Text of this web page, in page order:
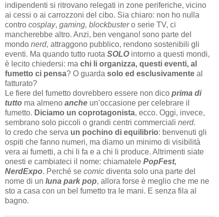
indipendenti si ritrovano relegati in zone periferiche, vicino
ai cessi o ai carrozzoni del cibo. Sia chiaro: non ho nulla
contro cosplay, gaming, blockbustero serie TV, ci
mancherebbe altro. Anzi, ben vengano! sono parte del
mondo nerd, attraggono pubblico, rendono sostenibili gli
eventi. Ma quando tutto ruota SOLOintorno a questi mondi,
è lecito chiedersi: ma chi li organizza, questi eventi, al
fumetto ci pensa? O guarda solo ed esclusivamente al
fatturato?
Le fiere del fumetto dovrebbero essere non dico prima di
tutto ma almeno anche un’occasione per celebrare il
fumetto. Diciamo un coprotagonista, ecco. Oggi, invece,
sembrano solo piccoli o grandi centri commerciali nerd.
Io credo che serva un pochino di equilibrio: benvenuti gli
ospiti che fanno numeri, ma diamo un minimo di visibilità
vera ai fumetti, a chi li fa e a chi li produce. Altrimenti siate
onesti e cambiateci il nome: chiamatele PopFest,
NerdExpo. Perché se comic diventa solo una parte del
nome di un luna park pop, allora forse è meglio che me ne
sto a casa con un bel fumetto tra le mani. E senza fila al
bagno.